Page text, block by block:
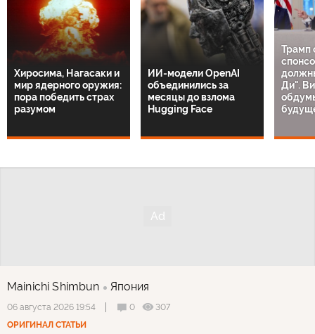
Хиросима, Нагасаки и
мир ядерного оружия:
пора победить страх
разумом
ИИ-модели OpenAI
объединились за
месяцы до взлома
Hugging Face
Трамп
Ди".
Mainichi Shimbun Япония
06 августа 2026 19:54 0
307
ОРИГИНАЛ СТАТЬИ